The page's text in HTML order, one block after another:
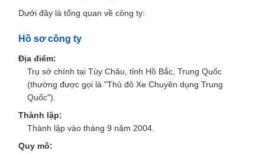
Dưới đây là tổng quan về công ty:
Hồ sơ công ty
Địa điểm:
Trụ sở chính tại Tùy Châu, tỉnh Hồ Bắc, Trung Quốc
(thường được gọi là "Thủ đô Xe Chuyên dụng Trung
Quốc").
Thành lập:
Thành lập vào tháng 9 năm 2004.
Quy mô: